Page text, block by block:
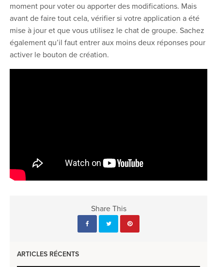
moment pour voter ou apporter des modifications. Mais
avant de faire tout cela, vérifier si votre application a été
mise à jour et que vous utilisez le chat de groupe. Sachez
également qu’il faut entrer aux moins deux réponses pour
activer le bouton de création.
Share This
ARTICLES RÉCENTS